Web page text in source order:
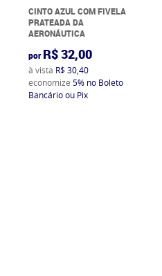
CINTO AZUL COM FIVELA
PRATEADA DA
AERONÁUTICA
por R$ 32,00
à vista R$ 30,40
economize 5% no Boleto
Bancário ou Pix